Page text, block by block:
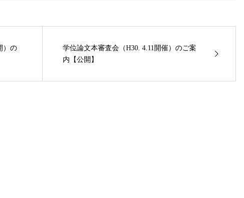
）の
学位論文本審査会（H30. 4.11開催）のご案
内【公開】